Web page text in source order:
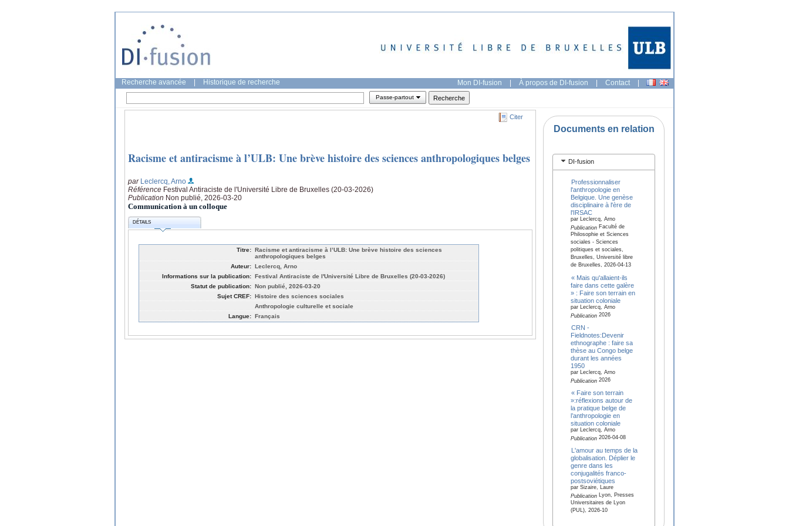
Recherche avancée Historique de recherche Mon DI-fusion | À propos de DI-fusion | Contact |
Passe-partout
Citer
Racisme et antiracisme à l’ULB: Une brève histoire des sciences anthropologiques belges
par Leclercq, Arno
Référence Festival Antiraciste de l'Université Libre de Bruxelles (20-03-2026)
Publication Non publié, 2026-03-20
Communication à un colloque
DÉTAILS
Titre: Racisme et antiracisme à l’ULB: Une brève histoire des sciences
anthropologiques belges
Auteur: Leclercq, Arno
Informations sur la publication: Festival Antiraciste de l'Université Libre de Bruxelles (20-03-2026)
Statut de publication: Non publié, 2026-03-20
Sujet CREF: Histoire des sciences sociales
Anthropologie culturelle et sociale
Langue: Français
Documents en relation
DI-fusion
Professionnaliser
l'anthropologie en
Belgique. Une genèse
disciplinaire à l'ère de
l'IRSAC
par Leclercq, Arno
PublicationFaculté de
Philosophie et Sciences
sociales - Sciences
politiques et sociales,
Bruxelles, Université libre
de Bruxelles, 2026-04-13
« Mais qu'allaient-ils
faire dans cette galère
» : Faire son terrain en
situation coloniale
par Leclercq, Arno
Publication2026
CRN -
Fieldnotes:Devenir
ethnographe : faire sa
thèse au Congo belge
durant les années
1950
par Leclercq, Arno
Publication2026
« Faire son terrain
»:réflexions autour de
la pratique belge de
l’anthropologie en
situation coloniale
par Leclercq, Arno
Publication2026-04-08
L'amour au temps de la
globalisation. Déplier le
genre dans les
conjugalités franco-
postsoviétiques
par Sizaire, Laure
PublicationLyon, Presses
Universitaires de Lyon
(PUL), 2026-10